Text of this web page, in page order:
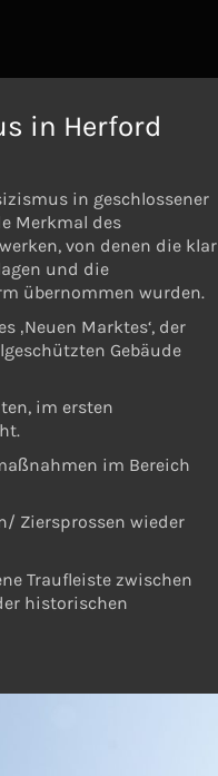
in Herford
in geschlossener
Merkmal des
von denen die klar
und die
übernommen wurden.
‚Neuen Marktes‘, der
Gebäude
im ersten
im Bereich
Ziersprossen wieder
Traufleiste zwischen
historischen